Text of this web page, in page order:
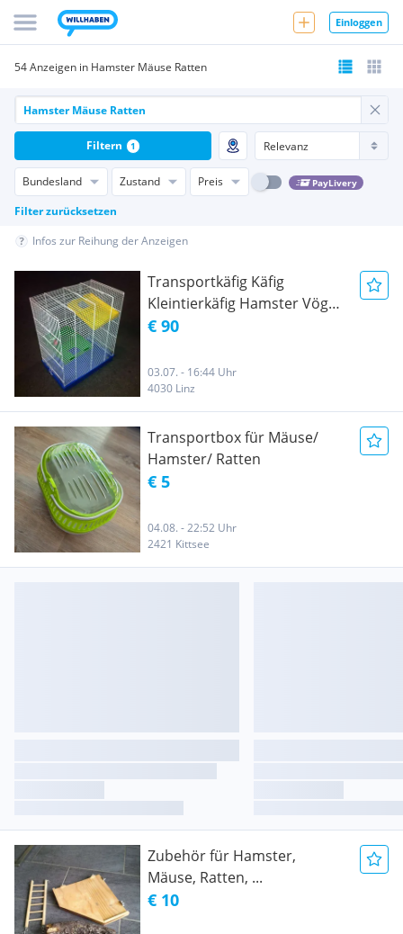
Einloggen
54 Anzeigen in Hamster Mäuse Ratten
Bundesland Zustand Preis PayLivery
Filter zurücksetzen
Filtern 1
Infos zur Reihung der Anzeigen
Transportkäfig Käfig
Kleintierkäfig Hamster Vögel
Ratten Babys Mäuse Maus
Teddyhamster
€ 90
03.07. - 16:44 Uhr
4030 Linz
Transportbox für Mäuse/
Hamster/ Ratten
€ 5
04.08. - 22:52 Uhr
2421 Kittsee
Zubehör für Hamster,
Mäuse, Ratten, ...
€ 10